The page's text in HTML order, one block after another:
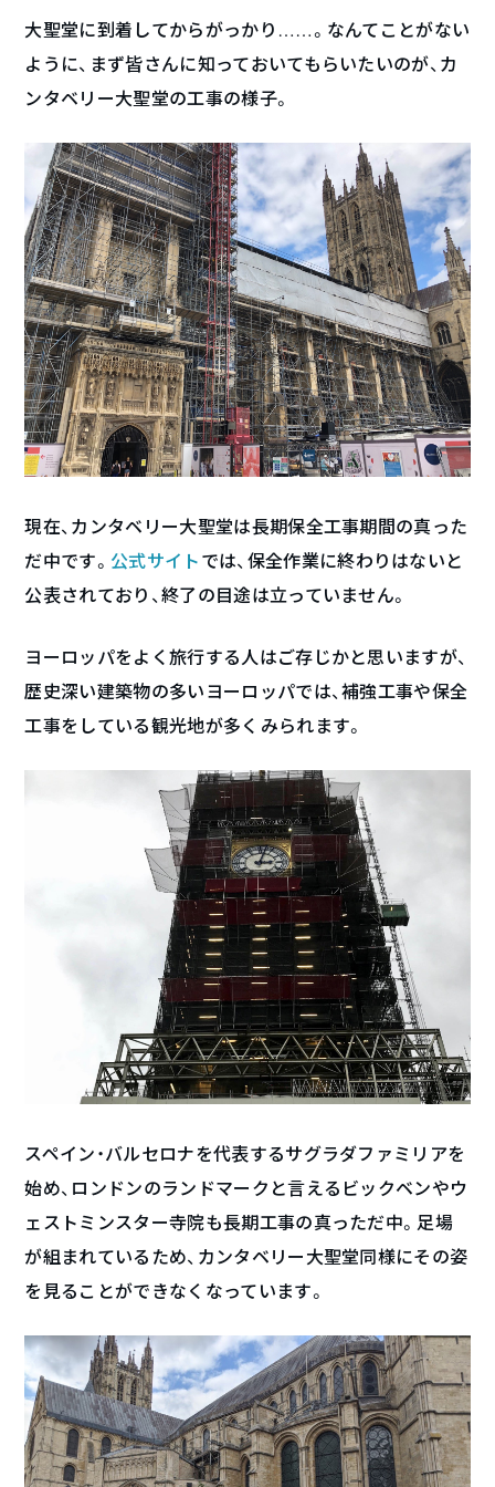
大聖堂に到着してからがっかり……。なんてことがない
ように、まず皆さんに知っておいてもらいたいのが、カ
ンタベリー大聖堂の工事の様子。
現在、カンタベリー大聖堂は長期保全工事期間の真った
だ中です。 公式サイトでは、保全作業に終わりはないと
公表されており、終了の目途は立っていません。
ヨーロッパをよく旅行する人はご存じかと思いますが、
歴史深い建築物の多いヨーロッパでは、補強工事や保全
工事をしている観光地が多くみられます。
スペイン・バルセロナを代表するサグラダファミリアを
始め、ロンドンのランドマークと言えるビックベンやウ
ェストミンスター寺院も長期工事の真っただ中。足場
が組まれているため、カンタベリー大聖堂同様にその姿
を見ることができなくなっています。